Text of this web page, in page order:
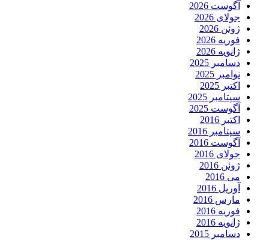
آگوست 2026
جولای 2026
ژوئن 2026
فوریه 2026
ژانویه 2026
دسامبر 2025
نوامبر 2025
اکتبر 2025
سپتامبر 2025
آگوست 2025
اکتبر 2016
سپتامبر 2016
آگوست 2016
جولای 2016
ژوئن 2016
می 2016
آوریل 2016
مارس 2016
فوریه 2016
ژانویه 2016
دسامبر 2015